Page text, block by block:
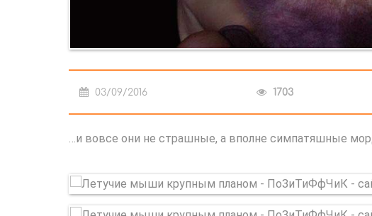
03/09/2016 1703
…и вовсе они не страшные, а вполне симпатяшные